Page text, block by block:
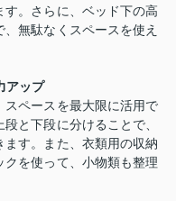
す。さらに、ベッド下の高
無駄なくスペースを使え
アップ
スペースを最大限に活用で
と下段に分けることで、
す。また、衣類用の収納
を使って、小物類も整理